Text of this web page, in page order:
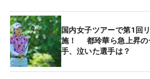
国内女子ツアーで第1回
施！ 都玲華ら急上昇の
手、泣いた選手は？